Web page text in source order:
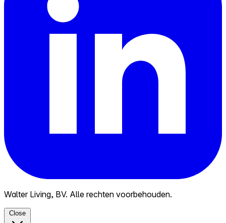
Walter Living, BV. Alle rechten voorbehouden.
Close